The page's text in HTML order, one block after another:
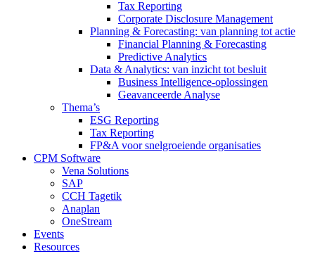
Tax Reporting
Corporate Disclosure Management
Planning & Forecasting: van planning tot actie
Financial Planning & Forecasting
Predictive Analytics
Data & Analytics: van inzicht tot besluit
Business Intelligence-oplossingen
Geavanceerde Analyse
Thema’s
ESG Reporting
Tax Reporting
FP&A voor snelgroeiende organisaties
CPM Software
Vena Solutions
SAP
CCH Tagetik
Anaplan
OneStream
Events
Resources